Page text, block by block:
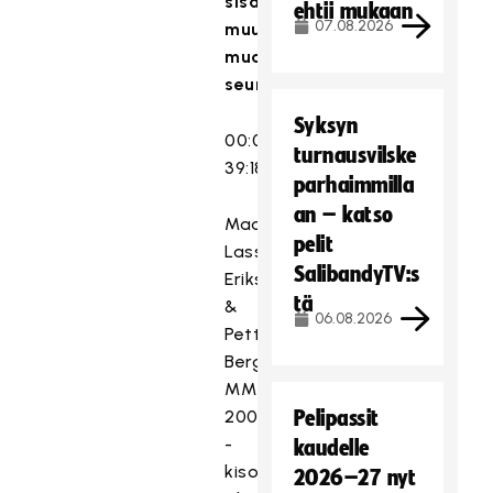
muun
muassa
seuraavaa:
00:00-
39:18
Maailmanmestarit
Lasse
Eriksson
&
Petteri
Bergman
MM
2001
-
kisoissa
ehtii mukaan
07.08.2026
Syksyn
turnausvilske
parhaimmilla
an – katso
pelit
SalibandyTV:s
tä
06.08.2026
Pelipassit
kaudelle
2026–27 nyt